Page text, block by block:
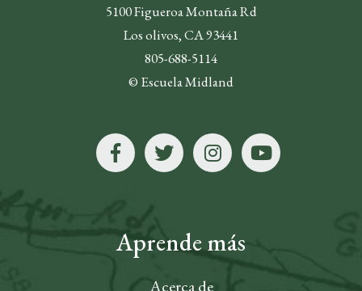
5100 Figueroa Montaña Rd
Los olivos, CA 93441
805-688-5114
© Escuela Midland
Aprende más
Acerca de